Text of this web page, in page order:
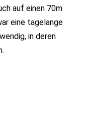
auf einen 70m
eine tagelange
in deren